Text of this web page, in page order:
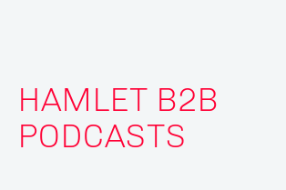
HAMLET B2B
PODCASTS